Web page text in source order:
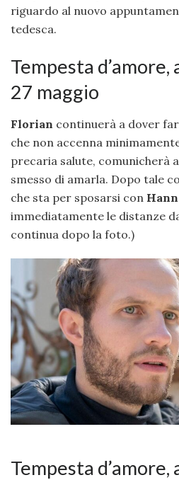
riguardo al nuovo
tedesca.
Tempesta
27 maggio
Florian continuerà a dover
che non accenna
precaria salute, comunicherà a
smesso di amarla. Dopo tale
che sta per sposarsi con
immediatamente le distanze
continua dopo la foto.)
Tempesta